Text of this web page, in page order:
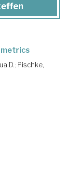
D.; Pischke,